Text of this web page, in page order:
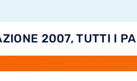
2007, TUTTI I